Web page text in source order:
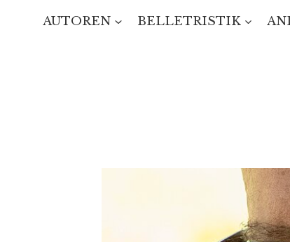
AUTOREN BELLETRISTIK